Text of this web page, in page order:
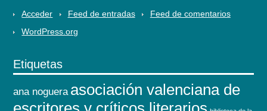
Acceder Feed de entradas
Feed de comentarios
WordPress.org
Etiquetas
ana noguera asociación valenciana de